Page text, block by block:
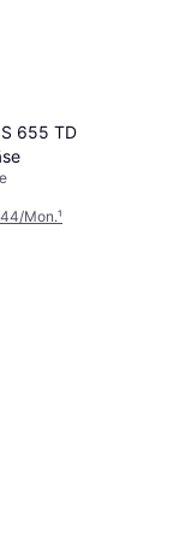
655 TD
Mon.¹